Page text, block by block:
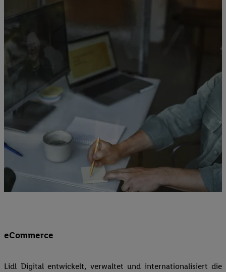
eCommerce
Lidl Digital entwickelt, verwaltet und internationalisiert die